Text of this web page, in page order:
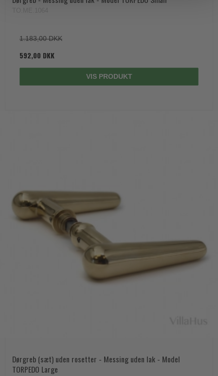
1.183,00 DKK
592,00 DKK
VIS PRODUKT
Dørgreb (sæt) uden rosetter - Messing uden lak - Model
TORPEDO Large